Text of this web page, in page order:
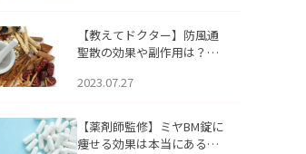
【教えてドクター】防風通
聖散の効果や副作用は？長
2023.07.27
【薬剤師監修】ミヤBM錠に
痩せる効果は本当にある